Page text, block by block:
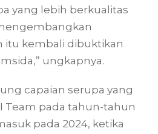
yang lebih berkualitas
itu kembali dibuktikan
ungkapnya.
capaian serupa yang
Team pada tahun-tahun
pada 2024, ketika